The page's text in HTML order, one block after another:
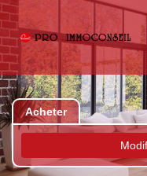
Acheter